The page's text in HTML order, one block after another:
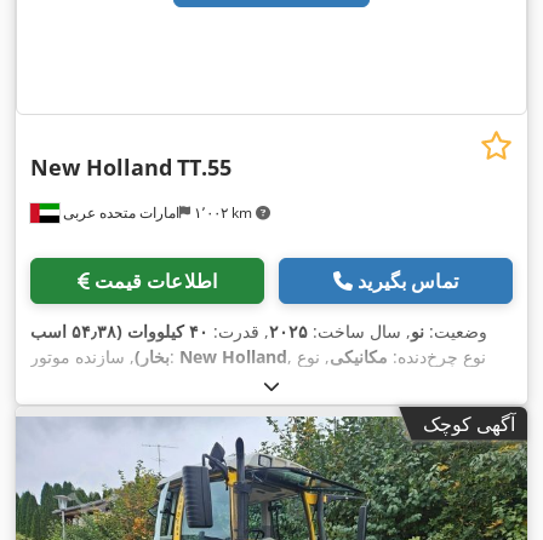
امارات متحده عربی ۱٬۰۰۲ km
New Holland TT.55
اطلاعات قیمت تماس بگیرید
وضعیت: نو, سال ساخت: ۲۰۲۵, قدرت:
۴۰ کیلووات (۵۴٫۳۸ اسب
بخار), سازنده موتور: New Holland , نوع چرخ‌دنده: مکانیکی, نوع
۳۰ کیلومتر/ساعت
میلی‌متر, طول کل:۳٬۵۰۰ میلی‌متر , عرض کل:۱٬۹۲۰ میلی‌متر ,
آگهی کوچک